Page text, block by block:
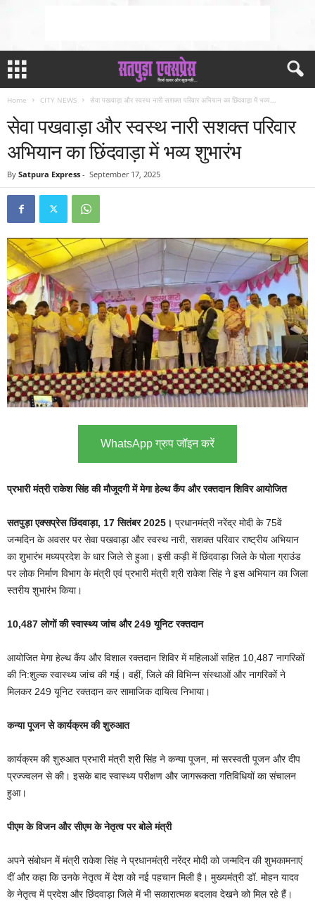
Home CITY NEWS सेवा पखवाड़ा और स्वस्थ नारी सशक्त परिवार अभियान का छिंदवाड़ा में भव्य...
सेवा पखवाड़ा और स्वस्थ नारी सशक्त परिवार
अभियान का छिंदवाड़ा में भव्य शुभारंभ
By Satpura Express - September 17, 2025
WhatsApp ग्रुप जॉइन करें
प्रभारी मंत्री राकेश सिंह की मौजूदगी में मेगा हेल्थ कैंप और रक्तदान शिविर आयोजित
सतपुड़ा एक्सप्रेस छिंदवाड़ा, 17 सितंबर 2025। प्रधानमंत्री नरेंद्र मोदी के 75वें
जन्मदिन के अवसर पर सेवा पखवाड़ा और स्वस्थ नारी, सशक्त परिवार राष्ट्रीय अभियान
का शुभारंभ मध्यप्रदेश के धार जिले से हुआ। इसी कड़ी में छिंदवाड़ा जिले के पोला ग्राउंड
पर लोक निर्माण विभाग के मंत्री एवं प्रभारी मंत्री श्री राकेश सिंह ने इस अभियान का जिला
स्तरीय शुभारंभ किया।
10,487 लोगों की स्वास्थ्य जांच और 249 यूनिट रक्तदान
आयोजित मेगा हेल्थ कैंप और विशाल रक्तदान शिविर में महिलाओं सहित 10,487 नागरिकों
की नि:शुल्क स्वास्थ्य जांच की गई। वहीं, जिले की विभिन्न संस्थाओं और नागरिकों ने
मिलकर 249 यूनिट रक्तदान कर सामाजिक दायित्व निभाया।
कन्या पूजन से कार्यक्रम की शुरुआत
कार्यक्रम की शुरुआत प्रभारी मंत्री श्री सिंह ने कन्या पूजन, मां सरस्वती पूजन और दीप
प्रज्ज्वलन से की। इसके बाद स्वास्थ्य परीक्षण और जागरूकता गतिविधियों का संचालन
हुआ।
पीएम के विजन और सीएम के नेतृत्व पर बोले मंत्री
अपने संबोधन में मंत्री राकेश सिंह ने प्रधानमंत्री नरेंद्र मोदी को जन्मदिन की शुभकामनाएं
दीं और कहा कि उनके नेतृत्व में देश को नई पहचान मिली है। मुख्यमंत्री डॉ. मोहन यादव
के नेतृत्व में प्रदेश और छिंदवाड़ा जिले में भी सकारात्मक बदलाव देखने को मिल रहे हैं।